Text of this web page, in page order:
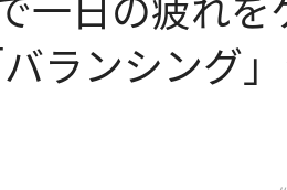
一日の疲れを
ランシング」